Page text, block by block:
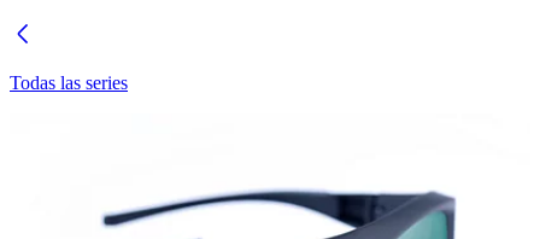
Todas las series